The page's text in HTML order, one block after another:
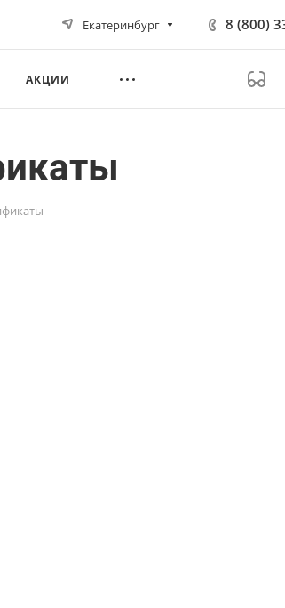
Екатеринбург 8 (800)
АКЦИИ